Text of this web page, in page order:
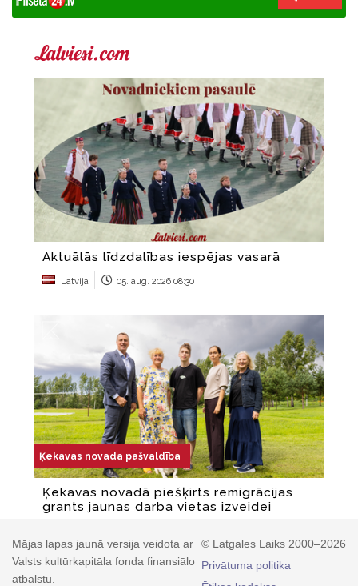
© Latgales Laiks 2000–2026
Privātuma politika
Mājas lapas jaunā versija veidota ar
Valsts kultūrkapitāla fonda finansiālo
atbalstu.